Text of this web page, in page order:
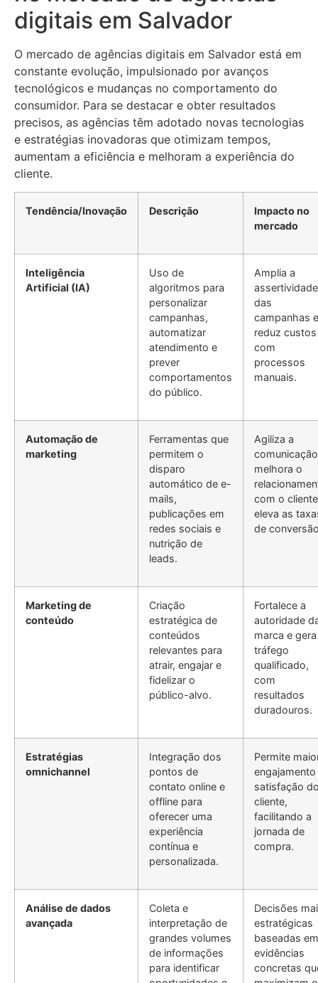
digitais em Salvador
O mercado de agências digitais em Salvador está em
constante evolução, impulsionado por avanços
tecnológicos e mudanças no comportamento do
consumidor. Para se destacar e obter resultados
precisos, as agências têm adotado novas tecnologias
e estratégias inovadoras que otimizam tempos,
aumentam a eficiência e melhoram a experiência do
cliente.
Tendência/Inovação Descrição
Impacto no
mercado
Inteligência
Artificial (IA)
Uso de
algoritmos para
personalizar
campanhas,
automatizar
atendimento e
prever
comportamentos
do público.
Amplia a
assertividade
das
campanhas e
reduz custos
com
processos
manuais.
Automação de
marketing
Ferramentas que
permitem o
disparo
automático de e-
mails,
publicações em
redes sociais e
nutrição de
leads.
Agiliza a
melhora o
com o
eleva as
de
Marketing de
conteúdo
Criação
estratégica de
conteúdos
relevantes para
atrair, engajar e
fidelizar o
público-alvo.
Fortalece a
autoridade
marca e gera
tráfego
qualificado,
com
resultados
duradouros.
Estratégias
omnichannel
Integração dos
pontos de
contato online e
offline para
oferecer uma
experiência
contínua e
personalizada.
Permite
engajamento
satisfação
cliente,
facilitando a
jornada de
compra.
Análise de dados
avançada
Coleta e
interpretação de
grandes volumes
de informações
para identificar
Decisões
estratégicas
baseadas em
evidências
concretas